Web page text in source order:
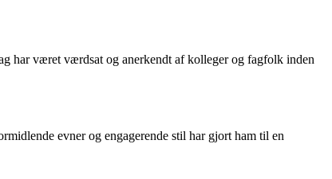
har været værdsat og anerkendt af kolleger og fagfolk inden
evner og engagerende stil har gjort ham til en